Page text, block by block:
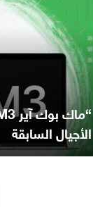
الأجيال السابقة